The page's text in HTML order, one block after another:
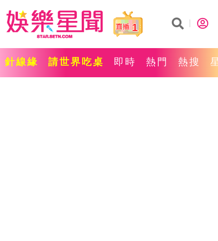
1
針線緣 請世界吃桌 即時 熱門 熱搜